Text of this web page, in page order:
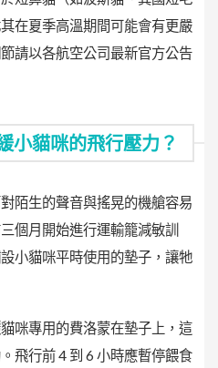
在夏季高溫期間可能會有更嚴
請以各航空公司最新官方公告
小貓咪的飛行壓力？
陌生的聲音與搖晃的機艙容易
個月開始進行運輸籠減敏訓
小貓咪平時使用的墊子，讓牠
咪專用的費洛蒙在墊子上，這
飛行前 4 到 6 小時應暫停餵食